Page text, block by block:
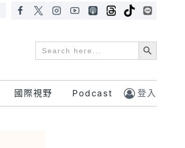
Search
for:
Search Button
國際視野 Podcast 登入